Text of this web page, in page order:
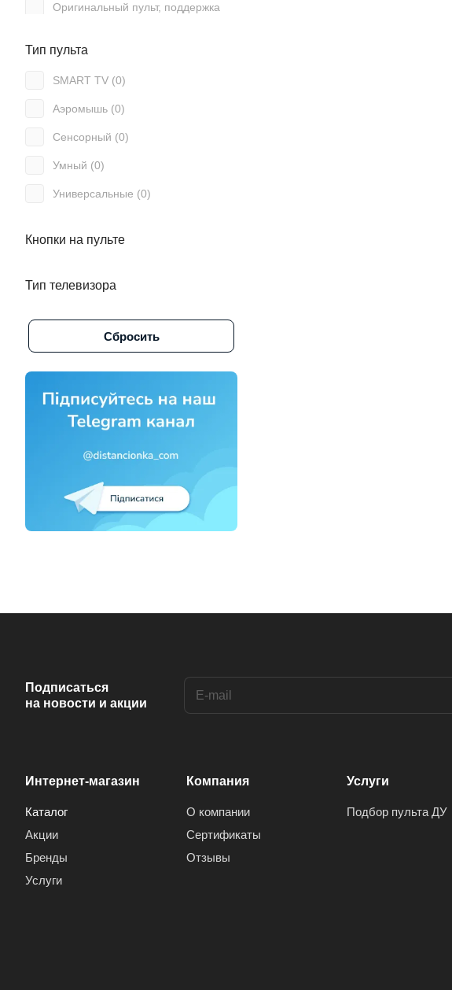
Alfa (3)
Allsky ( )
Allview (2)
Alma (1)
Almacom (
Alpari (10)
Alpin (3)
Amcol (6)
AMCV (2)
Amiko (3)
1)
Amino (1)
Aoc (3)
Arrox (
Оригинальный пульт, поддержка
(0)
Тип пульта
SMART TV (0)
Аэромышь (0)
Сенсорный (0)
Умный (0)
Универсальные (0)
Кнопки на пульте
Тип телевизора
Сбросить
Подписаться
на новости и акции
Интернет-магазин
Каталог
Акции
Бренды
Услуги
Компания
О компании
Сертификаты
Отзывы
Услуги
Подбор пульта ДУ